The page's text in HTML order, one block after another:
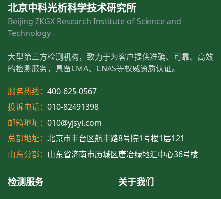
北京中科光析科学技术研究所
Beijing ZKGX Research Institute of Science and
Technology
大型第三方检测机构，致力于为客户提供准确、可靠、高效
的检测服务，具备CMA、CNAS等权威资质认证。
服务热线： 400-625-0567
投诉电话： 010-82491398
邮箱地址： 010@yjsyi.com
总部地址： 北京市丰台区航丰路8号院1号楼1层121
山东分部： 山东省济南市历城区唐冶绿地汇中心36号楼
检测服务 关于我们